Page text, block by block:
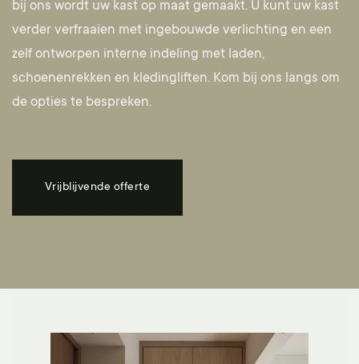
bij ons wordt uw kast op maat gemaakt. U kunt uw kast
verder verfraaien met ingebouwde verlichting en een
zelf ontworpen interne indeling met laden,
schoenenrekken en kledingliften. Kom bij ons langs om
de opties te bespreken.
Vrijblijvende offerte